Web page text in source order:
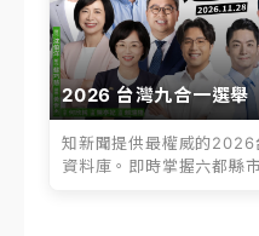
2026 台灣九合一選舉
知新聞提供最權威的2026
資料庫。即時掌握六都縣